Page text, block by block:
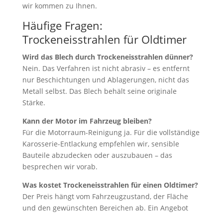
wir kommen zu Ihnen.
Häufige Fragen:
Trockeneisstrahlen für Oldtimer
Wird das Blech durch Trockeneisstrahlen dünner?
Nein. Das Verfahren ist nicht abrasiv – es entfernt
nur Beschichtungen und Ablagerungen, nicht das
Metall selbst. Das Blech behält seine originale
Stärke.
Kann der Motor im Fahrzeug bleiben?
Für die Motorraum-Reinigung ja. Für die vollständige
Karosserie-Entlackung empfehlen wir, sensible
Bauteile abzudecken oder auszubauen – das
besprechen wir vorab.
Was kostet Trockeneisstrahlen für einen Oldtimer?
Der Preis hängt vom Fahrzeugzustand, der Fläche
und den gewünschten Bereichen ab. Ein Angebot